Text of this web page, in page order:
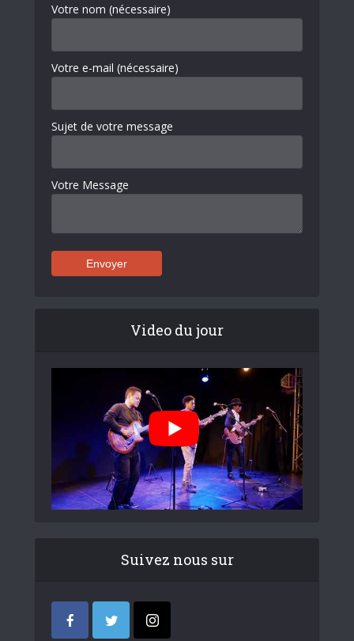
Votre nom (nécessaire)
Votre e-mail (nécessaire)
Sujet de votre message
Votre Message
Video du jour
Suivez nous sur